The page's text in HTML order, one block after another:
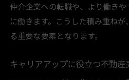
仲介企業への転職や、より働き
に働きます。こうした積み重ね
る重要な要素となります。
キャリアアップに役立つ不動産